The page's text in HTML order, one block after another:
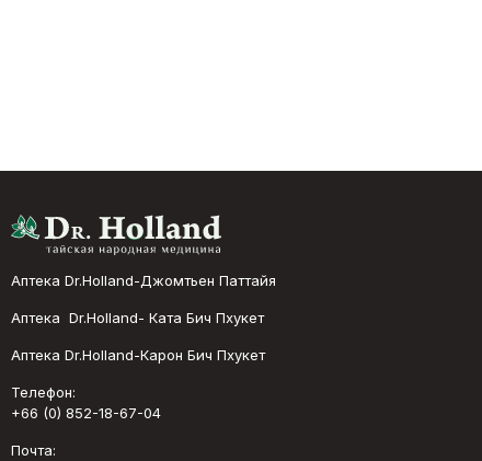
Аптека Dr.Holland-Джомтьен Паттайя
Аптека Dr.Holland- Ката Бич Пхукет
Аптека Dr.Holland-Карон Бич Пхукет
Телефон:
+66 (0) 852-18-67-04
Почта: